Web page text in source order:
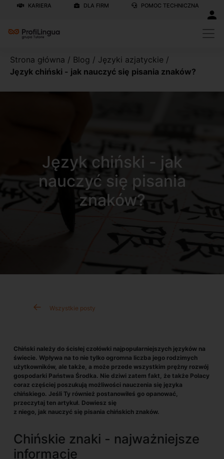
KARIERA DLA FIRM POMOC TECHNICZNA
Strona główna / Blog / Języki azjatyckie /
Język chiński - jak nauczyć się pisania znaków?
Język chiński - jak
nauczyć się pisania
znaków?
Wszystkie posty
Chiński należy do ścisłej czołówki najpopularniejszych języków na
świecie. Wpływa na to nie tylko ogromna liczba jego rodzimych
użytkowników, ale także, a może przede wszystkim prężny rozwój
gospodarki Państwa Środka. Nie dziwi zatem fakt, że także Polacy
coraz częściej poszukują możliwości nauczenia się języka
chińskiego. Jeśli Ty również postanowiłeś go opanować,
przeczytaj ten artykuł. Dowiesz się
z niego, jak nauczyć się pisania chińskich znaków.
Chińskie znaki - najważniejsze
informacje